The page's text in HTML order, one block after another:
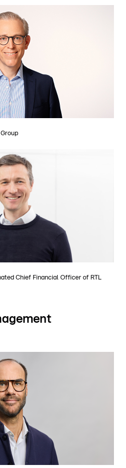
Chief Financial Officer of RTL